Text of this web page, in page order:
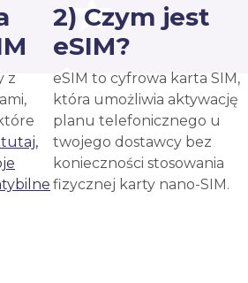
z
2) Czym jest
eSIM?
eSIM to cyfrowa karta SIM,
która umożliwia aktywację
planu telefonicznego u
twojego dostawcy bez
konieczności stosowania
fizycznej karty nano-SIM.